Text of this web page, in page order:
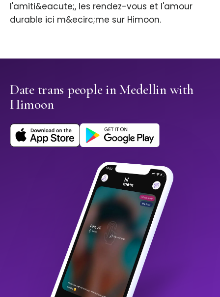
l'amiti&eacute;, les rendez-vous et l'amour
durable ici m&ecirc;me sur Himoon.
Date trans people in Medellin with
Himoon